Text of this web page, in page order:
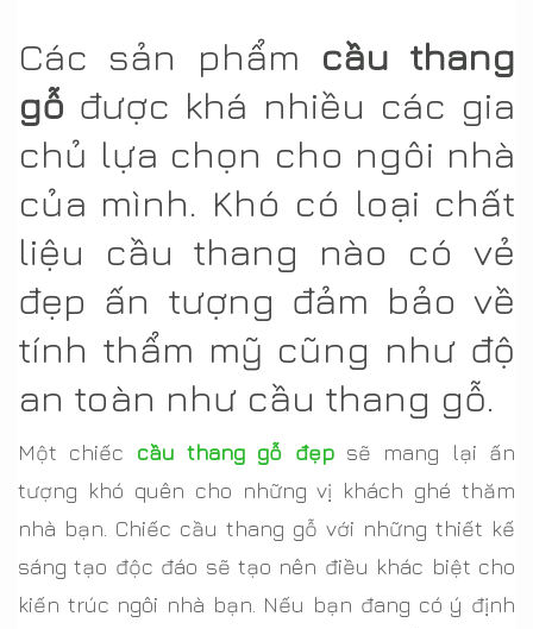
Bước 5: Lắp nẹp len tường
Các sản phẩm cầu thang
gỗ được khá nhiều các gia
chủ lựa chọn cho ngôi nhà
của mình. Khó có loại chất
liệu cầu thang nào có vẻ
đẹp ấn tượng đảm bảo về
tính thẩm mỹ cũng như độ
an toàn như cầu thang gỗ.
Một chiếc cầu thang gỗ đẹpsẽ mang lại ấn
tượng khó quên cho những vị khách ghé thăm
nhà bạn. Chiếc cầu thang gỗ với những thiết kế
sáng tạo độc đáo sẽ tạo nên điều khác biệt cho
kiến trúc ngôi nhà bạn. Nếu bạn đang có ý định